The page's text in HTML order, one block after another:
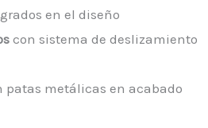
en el diseño
con sistema de deslizamiento
patas metálicas en acabado